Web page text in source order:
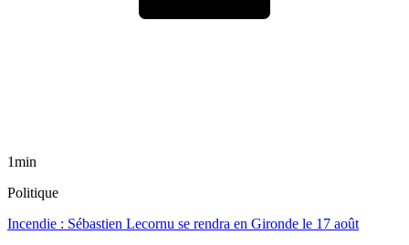
1min
Politique
Incendie : Sébastien Lecornu se rendra en Gironde le 17 août